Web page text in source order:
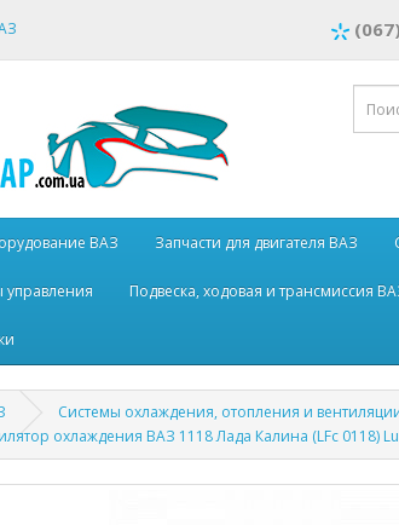
ВАЗ Запчасти для двигателя ВАЗ
Подвеска, ходовая и трансмиссия
Системы охлаждения, отопления и
охлаждения ВАЗ 1118 Лада Калина (LFc 0118)